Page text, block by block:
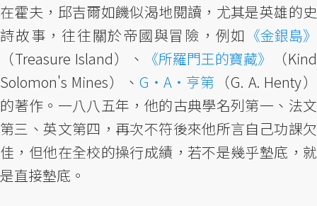
在霍夫，邱吉爾如饑似渴地閱讀，尤其是英雄的史
詩故事，往往關於帝國與冒險，例如 《金銀島》
（Treasure Island）、
《所羅門王的寶藏》
（Kind
Solomon's Mines）、G・A・亨第 （G. A. Henty）
的著作。一八八五年，他的古典學名列第一、法文
第三、英文第四，再次不符後來他所言自己功課欠
佳，但他在全校的操行成績，若不是幾乎墊底，就
是直接墊底。